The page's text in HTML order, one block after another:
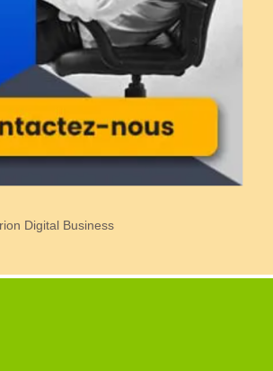
Digital Business